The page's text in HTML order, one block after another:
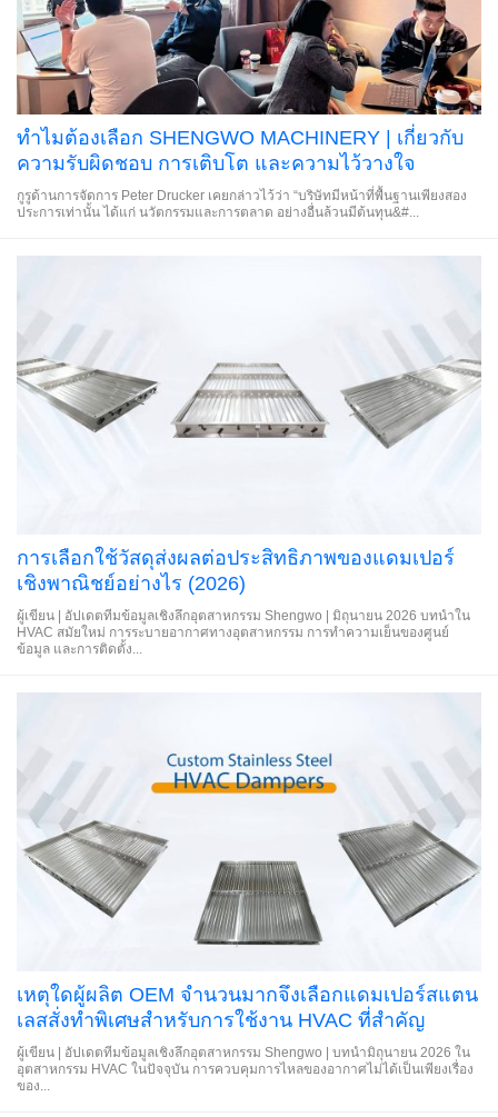
ทำไมต้องเลือก SHENGWO MACHINERY | เกี่ยวกับ
ความรับผิดชอบ การเติบโต และความไว้วางใจ
กูรูด้านการจัดการ Peter Drucker เคยกล่าวไว้ว่า “บริษัทมีหน้าที่พื้นฐานเพียงสอง
ประการเท่านั้น ได้แก่ นวัตกรรมและการตลาด อย่างอื่นล้วนมีต้นทุน&#...
การเลือกใช้วัสดุส่งผลต่อประสิทธิภาพของแดมเปอร์
เชิงพาณิชย์อย่างไร (2026)
ผู้เขียน | อัปเดตทีมข้อมูลเชิงลึกอุตสาหกรรม Shengwo | มิถุนายน 2026 บทนำใน
HVAC สมัยใหม่ การระบายอากาศทางอุตสาหกรรม การทำความเย็นของศูนย์
ข้อมูล และการติดตั้ง...
เหตุใดผู้ผลิต OEM จำนวนมากจึงเลือกแดมเปอร์สแตน
เลสสั่งทำพิเศษสำหรับการใช้งาน HVAC ที่สำคัญ
ผู้เขียน | อัปเดตทีมข้อมูลเชิงลึกอุตสาหกรรม Shengwo | บทนำมิถุนายน 2026 ใน
อุตสาหกรรม HVAC ในปัจจุบัน การควบคุมการไหลของอากาศไม่ได้เป็นเพียงเรื่อง
ของ...